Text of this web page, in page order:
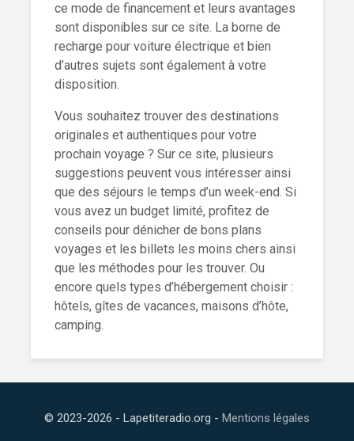
ce mode de financement et leurs avantages
sont disponibles sur ce site. La borne de
recharge pour voiture électrique et bien
d’autres sujets sont également à votre
disposition.
Vous souhaitez trouver des destinations
originales et authentiques pour votre
prochain voyage ? Sur ce site, plusieurs
suggestions peuvent vous intéresser ainsi
que des séjours le temps d’un week-end. Si
vous avez un budget limité, profitez de
conseils pour dénicher de bons plans
voyages et les billets les moins chers ainsi
que les méthodes pour les trouver. Ou
encore quels types d’hébergement choisir :
hôtels, gîtes de vacances, maisons d’hôte,
camping.
© 2023-2026 - Lapetiteradio.org - Mentions légales